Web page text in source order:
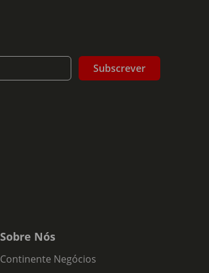
Subscrever
Sobre Nós
Continente Negócios